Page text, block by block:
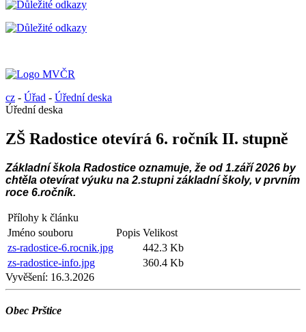
cz - Úřad - Úřední deska
Úřední deska
ZŠ Radostice otevírá 6. ročník II. stupně
Základní škola Radostice oznamuje, že od 1.září 2026 by
chtěla otevírat výuku na 2.stupni základní školy, v prvním
roce 6.ročník.
Přílohy k článku
Jméno souboru
Popis Velikost
zs-radostice-6.rocnik.jpg
442.3 Kb
zs-radostice-info.jpg
360.4 Kb
Vyvěšení: 16.3.2026
Obec Prštice